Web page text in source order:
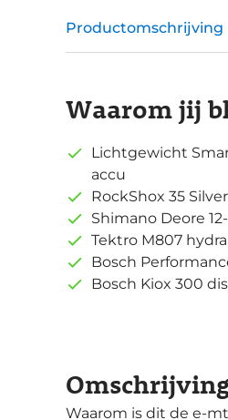
Productomschrijving
Waarom jij
Lichtgewicht
accu
RockShox 35
Shimano Deore
Tektro M807
Bosch
Bosch Kiox 300
Waarom is dit de e-mtb voor jou? Jij wil de wereld